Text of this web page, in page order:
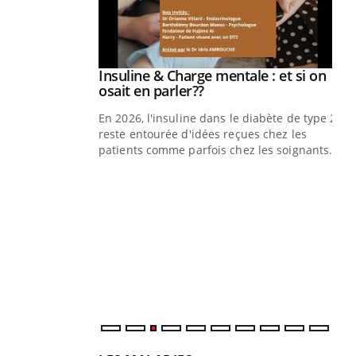
Youtube
Insuline & Charge mentale : et si on
osait en parler??Youtube
En 2026, l'insuline dans le diabète de type 2
reste entourée d'idées reçues chez les
patients comme parfois chez les soignants.